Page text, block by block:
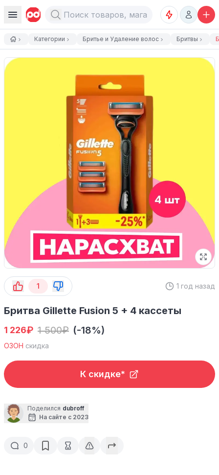
Категории Бритье и Удаление волос Бритвы
1 1 год назад
Бритва Gillette Fusion 5 + 4 кассеты
1 226₽ 1 500₽ (-18%)
ОЗОН скидка
К скидке*
Поделился dubroff
На сайте с 2023
0